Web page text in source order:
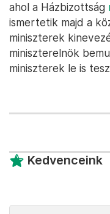
ahol a Házbizottság
ismertetik majd a
miniszterek
miniszterelnök
miniszterek le is
Kedvenceink